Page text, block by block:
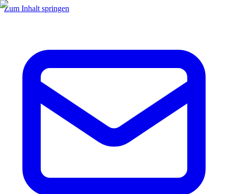
Zum Inhalt springen